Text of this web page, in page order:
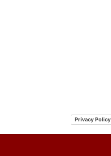
Privacy Policy